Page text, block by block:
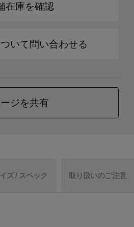
在庫を確認
いて問い合わせる
ジを共有
ズ / スペック 取り扱いのご注意